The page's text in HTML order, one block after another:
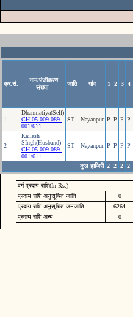
क्र.सं.
नाम/पंजीकरण
संख्या
जाति गांव 1 2 3 4
1
Dhanmatiya(Self)
CH-05-009-089-
001/611
ST Nayanpur P P P P
2
Kailash
SIngh(Husband)
CH-05-009-089-
001/611
ST Nayanpur P P P P
कुल हाजिरी 2 2 2 2
वर्ग प्रदाय राशि(In Rs.)
प्रदाय राशि अनुसूचित जाति
0
प्रदाय राशि अनुसूचित जनजाति
6264
प्रदाय राशि अन्य
0